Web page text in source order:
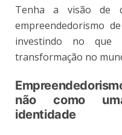
Tenha a visão de
empreendedorismo
investindo no
transformação no
não como
identidade